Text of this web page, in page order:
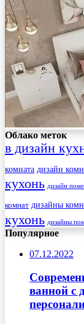
Облако меток
в дизайн
комната дизайн
кухонь дизайн
комнат дизайны
кухонь дизайны
Популярное
07.12.2022
ванной с